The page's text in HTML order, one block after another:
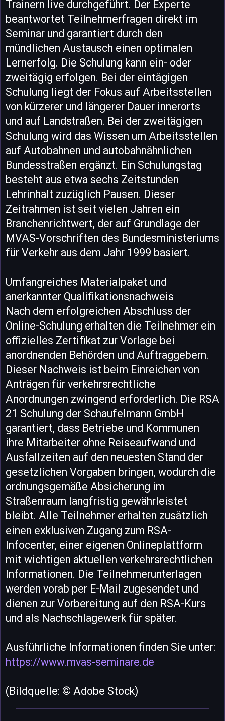
Trainern live durchgeführt. Der Experte
beantwortet Teilnehmerfragen direkt im
Seminar und garantiert durch den
mündlichen Austausch einen optimalen
Lernerfolg. Die Schulung kann ein- oder
zweitägig erfolgen. Bei der eintägigen
Schulung liegt der Fokus auf Arbeitsstellen
von kürzerer und längerer Dauer innerorts
und auf Landstraßen. Bei der zweitägigen
Schulung wird das Wissen um Arbeitsstellen
auf Autobahnen und autobahnähnlichen
Bundesstraßen ergänzt. Ein Schulungstag
besteht aus etwa sechs Zeitstunden
Lehrinhalt zuzüglich Pausen. Dieser
Zeitrahmen ist seit vielen Jahren ein
Branchenrichtwert, der auf Grundlage der
MVAS-Vorschriften des Bundesministeriums
für Verkehr aus dem Jahr 1999 basiert.
Umfangreiches Materialpaket und
anerkannter Qualifikationsnachweis
Nach dem erfolgreichen Abschluss der
Online-Schulung erhalten die Teilnehmer ein
offizielles Zertifikat zur Vorlage bei
anordnenden Behörden und Auftraggebern.
Dieser Nachweis ist beim Einreichen von
Anträgen für verkehrsrechtliche
Anordnungen zwingend erforderlich. Die RSA
21 Schulung der Schaufelmann GmbH
garantiert, dass Betriebe und Kommunen
ihre Mitarbeiter ohne Reiseaufwand und
Ausfallzeiten auf den neuesten Stand der
gesetzlichen Vorgaben bringen, wodurch die
ordnungsgemäße Absicherung im
Straßenraum langfristig gewährleistet
bleibt. Alle Teilnehmer erhalten zusätzlich
einen exklusiven Zugang zum RSA-
Infocenter, einer eigenen Onlineplattform
mit wichtigen aktuellen verkehrsrechtlichen
Informationen. Die Teilnehmerunterlagen
werden vorab per E-Mail zugesendet und
dienen zur Vorbereitung auf den RSA-Kurs
und als Nachschlagewerk für später.
Ausführliche Informationen finden Sie unter:
https://www.mvas-seminare.de
(Bildquelle: © Adobe Stock)